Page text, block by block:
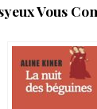
Vous